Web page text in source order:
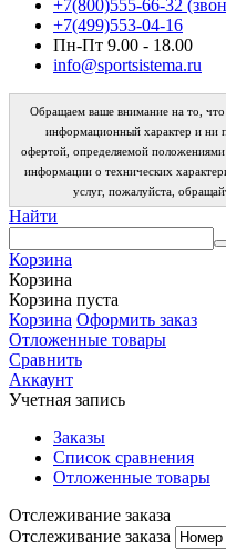
+7(800)555-66-32
+7(499)553-04-16
Пн-Пт 9.00 - 18.00
info@sportsistema.ru
Обращаем ваше внимание на то,
информационный характер и ни
офертой, определяемой
информации о технических
услуг, пожалуйста,
Найти
Корзина
Корзина
Корзина пуста
Корзина Оформить заказ
Отложенные товары
Сравнить
Аккаунт
Учетная запись
Заказы
Список сравнения
Отложенные товары
Отслеживание заказа
Отслеживание заказа